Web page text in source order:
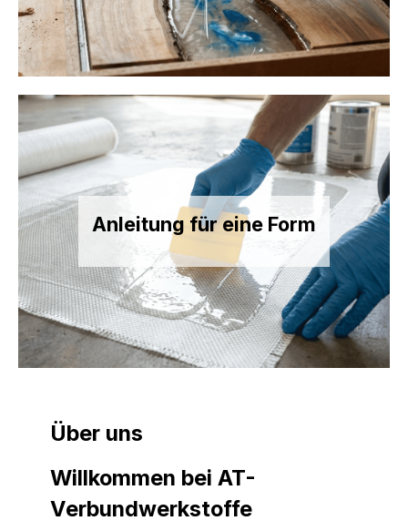
Anleitung für eine Form
Über uns
Willkommen bei AT-
Verbundwerkstoffe